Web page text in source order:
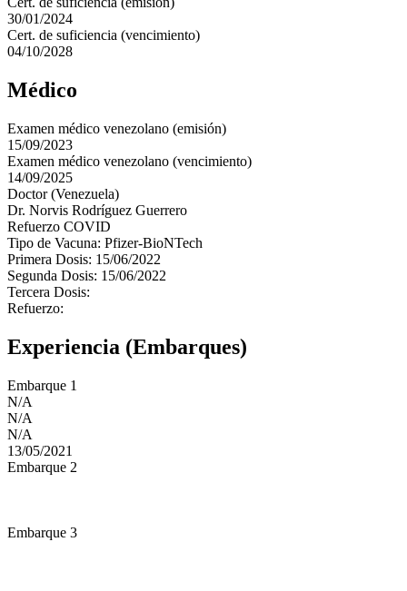
30/01/2024
Cert. de suficiencia (vencimiento)
04/10/2028
Médico
Examen médico venezolano (emisión)
15/09/2023
Examen médico venezolano (vencimiento)
14/09/2025
Doctor (Venezuela)
Dr. Norvis Rodríguez Guerrero
Refuerzo COVID
Tipo de Vacuna: Pfizer-BioNTech
Primera Dosis: 15/06/2022
Segunda Dosis: 15/06/2022
Tercera Dosis:
Refuerzo:
Experiencia (Embarques)
Embarque 1
N/A
N/A
N/A
13/05/2021
Embarque 2
Embarque 3